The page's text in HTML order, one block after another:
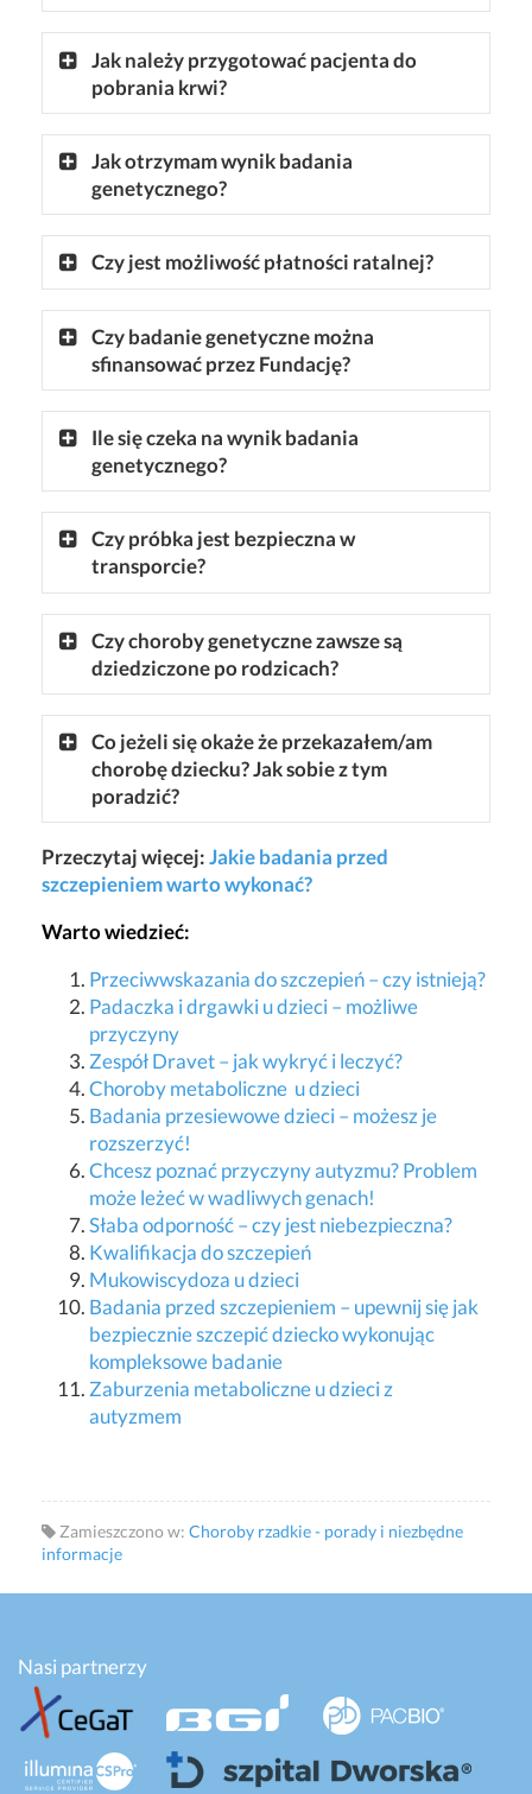
Jak należy przygotować pacjenta do
pobrania krwi?
Jak otrzymam wynik badania
genetycznego?
Czy jest możliwość płatności ratalnej?
Czy badanie genetyczne można
sfinansować przez Fundację?
Ile się czeka na wynik badania
genetycznego?
Czy próbka jest bezpieczna w
transporcie?
Czy choroby genetyczne zawsze są
dziedziczone po rodzicach?
Co jeżeli się okaże że przekazałem/am
chorobę dziecku? Jak sobie z tym
poradzić?
Przeczytaj więcej:Jakie badania przed
szczepieniem warto wykonać?
Warto wiedzieć:
Przeciwwskazania do szczepień – czy istnieją?
Padaczka i drgawki u dzieci – możliwe
przyczyny
Zespół Dravet – jak wykryć i leczyć?
Choroby metaboliczne u dzieci
Badania przesiewowe dzieci – możesz je
rozszerzyć!
Chcesz poznać przyczyny autyzmu? Problem
może leżeć w wadliwych genach!
Słaba odporność – czy jest niebezpieczna?
Kwalifikacja do szczepień
Mukowiscydoza u dzieci
Badania przed szczepieniem – upewnij się jak
bezpiecznie szczepić dziecko wykonując
kompleksowe badanie
Zaburzenia metaboliczne u dzieci z
autyzmem
Zamieszczono w: Choroby rzadkie - porady i niezbędne
informacje
Nasi partnerzy